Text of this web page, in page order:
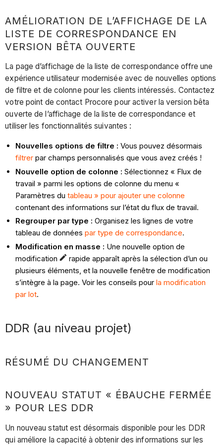
AMÉLIORATION DE L’AFFICHAGE DE LA
LISTE DE CORRESPONDANCE EN
VERSION BÊTA OUVERTE
La page d’affichage de la liste de correspondance offre une
expérience utilisateur modernisée avec de nouvelles options
de filtre et de colonne pour les clients intéressés. Contactez
votre point de contact Procore pour activer la version bêta
ouverte de l’affichage de la liste de correspondance et
utiliser les fonctionnalités suivantes :
Nouvelles options de filtre :Vous pouvez désormais
filtrer par champs personnalisés que vous avez créés !
Nouvelle option de colonne :Sélectionnez « Flux de
travail » parmi les options de colonne du menu «
Paramètres dutableau » pour ajouter une colonne
contenant des informations sur l’état du flux de travail.
Regrouper par type :Organisez les lignes de votre
tableau de donnéespar type de correspondance.
Modification en masse : Une nouvelle option de
modification
rapide apparaît après la sélection d’un ou
plusieurs éléments, et la nouvelle fenêtre de modification
s’intègre à la page. Voir les conseils pourla modification
par lot.
DDR (au niveau projet)
RÉSUMÉ DU CHANGEMENT
NOUVEAU STATUT « ÉBAUCHE FERMÉE
» POUR LES DDR
Un nouveau statut est désormais disponible pour les DDR
qui améliore la capacité à obtenir des informations sur les